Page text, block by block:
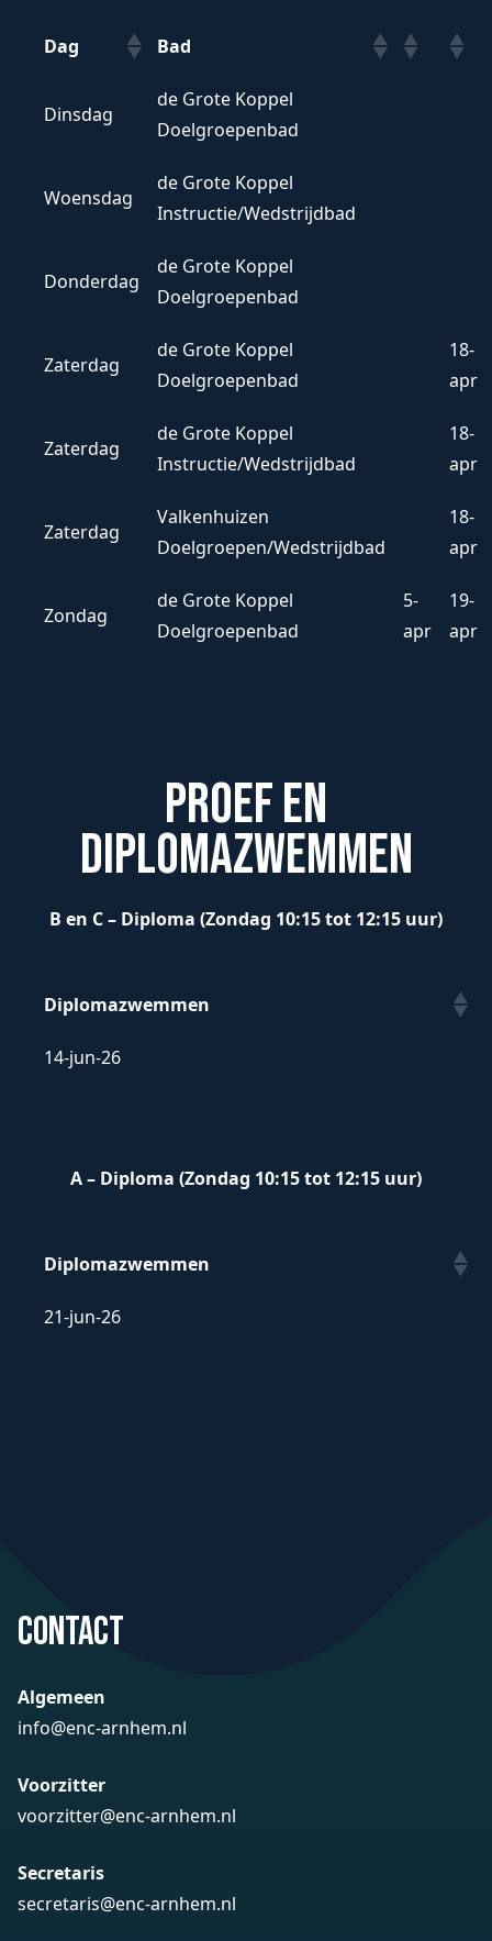
Dag
Bad
Bad
Dinsdag
de Grote Koppel
Doelgroepenbad
Woensdag
de Grote Koppel
Instructie/Wedstrijdbad
Donderdag
de Grote Koppel
Doelgroepenbad
Zaterdag
de Grote Koppel
Doelgroepenbad
18-
apr
Zaterdag
de Grote Koppel
Instructie/Wedstrijdbad
18-
apr
Zaterdag
Valkenhuizen
Doelgroepen/Wedstrijdbad
18-
apr
Zondag
de Grote Koppel
Doelgroepenbad
5-
apr
19-
apr
Proef en
Diplomazwemmen
B en C – Diploma (Zondag 10:15 tot 12:15 uur)
Diplomazwemmen
Diplomazwemmen
14-jun-26
A – Diploma (Zondag 10:15 tot 12:15 uur)
Diplomazwemmen
Diplomazwemmen
21-jun-26
Contact
Algemeen
info@enc-arnhem.nl
Voorzitter
voorzitter@enc-arnhem.nl
Secretaris
secretaris@enc-arnhem.nl